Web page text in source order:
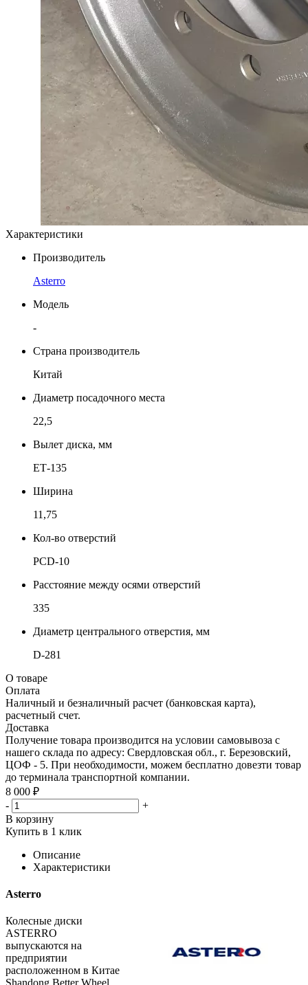
Характеристики
Производитель
Asterro
Модель
-
Страна производитель
Китай
Диаметр посадочного места
22,5
Вылет диска, мм
ЕТ-135
Ширина
11,75
Кол-во отверстий
PCD-10
Расстояние между осями отверстий
335
Диаметр центрального отверстия, мм
D-281
О товаре
Оплата
Наличный и безналичный расчет (банковская карта),
расчетный счет.
Доставка
Получение товара производится на условии самовывоза с
нашего склада по адресу: Свердловская обл., г. Березовский,
ЦОФ - 5. При необходимости, можем бесплатно довезти товар
до терминала транспортной компании.
8 000 ₽
-
+
В корзину
Купить в 1 клик
Описание
Характеристики
Asterro
Колесные диски
ASTERRO
выпускаются на
предприятии
расположенном в Китае